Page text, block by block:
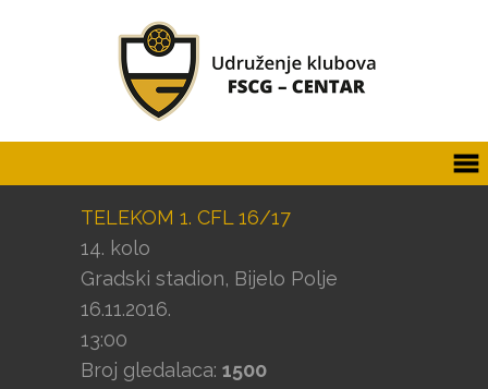
TELEKOM 1. CFL 16/17
14. kolo
Gradski stadion, Bijelo Polje
16.11.2016.
13:00
Broj gledalaca: 1500